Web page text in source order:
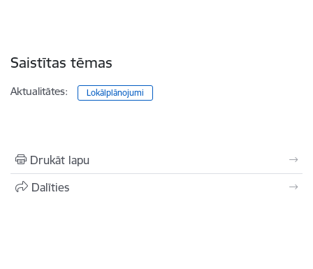
Saistītas tēmas
Aktualitātes: Lokālplānojumi
Drukāt lapu
Dalīties